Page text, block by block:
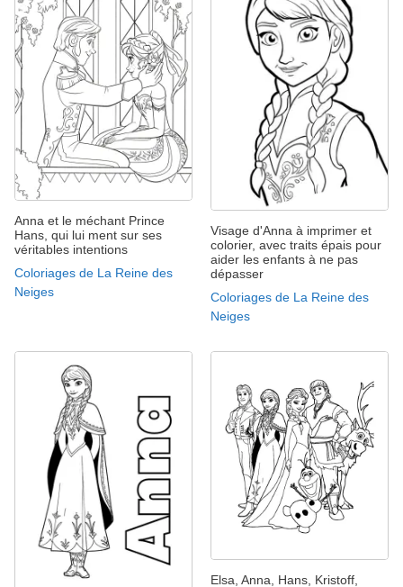
Anna et le méchant Prince
Hans, qui lui ment sur ses
véritables intentions
Coloriages de La Reine des
Neiges
Visage d'Anna à imprimer et
colorier, avec traits épais pour
aider les enfants à ne pas
dépasser
Coloriages de La Reine des
Neiges
Elsa, Anna, Hans, Kristoff,